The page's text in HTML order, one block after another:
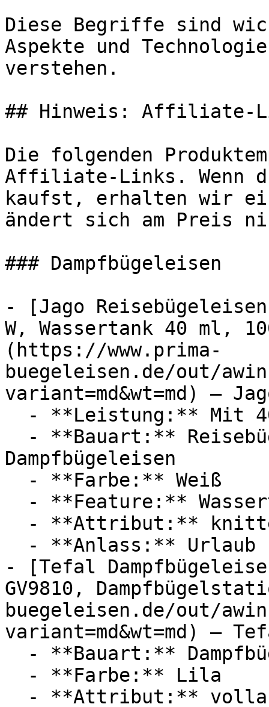
Diese Begriffe sind
Aspekte und
verstehen.
## Hinweis: Affiliate-
Die folgenden
Affiliate-Links. Wenn
kaufst, erhalten wir
ändert sich am Preis
### Dampfbügeleisen
- [Jago
W, Wassertank 40 ml,
(https://www.prima-
buegeleisen.de/out/
variant=md&wt=md) —
Dampfbügeleisen
- [Tefal
GV9810,
buegeleisen.de/out/
variant=md&wt=md) —